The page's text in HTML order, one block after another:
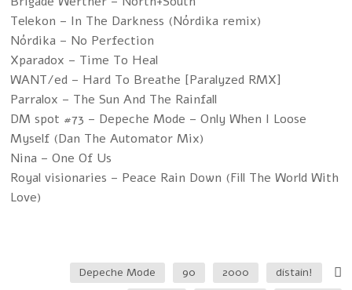
Telekon – In The Darkness (Nórdika remix)
Nórdika – No Perfection
Xparadox – Time To Heal
WANT/ed – Hard To Breathe [Paralyzed RMX]
Parralox – The Sun And The Rainfall
DM spot #73 – Depeche Mode – Only When I Loose
Myself (Dan The Automator Mix)
Nina – One Of Us
Royal visionaries – Peace Rain Down (Fill The World With
Love)
!distain
2000
90
Depeche Mode